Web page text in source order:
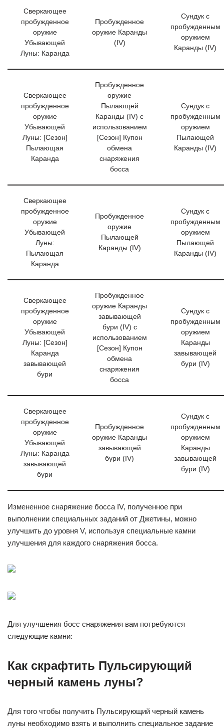
Сверкающее
пробужденное
оружие
Убывающей
Луны: Каранда
Пробужденное
оружие Каранды
(IV)
Сундук с
пробужденным
оружием
Каранды (IV)
Сверкающее
пробужденное
оружие
Убывающей
Луны: [Сезон]
Пылающая
Каранда
Пробужденное
оружие
Пылающей
Каранды (IV) с
использованием
[Сезон] Купон
обмена
снаряжения
босса
Сундук с
пробужденным
оружием
Пылающей
Каранды (IV)
Сверкающее
пробужденное
оружие
Убывающей
Луны:
Пылающая
Каранда
Пробужденное
оружие
Пылающей
Каранды (IV)
Сундук с
пробужденным
оружием
Пылающей
Каранды (IV)
Сверкающее
пробужденное
оружие
Убывающей
Луны: [Сезон]
Каранда
завывающей
бури
Пробужденное
оружие Каранды
завывающей
бури (IV) с
использованием
[Сезон] Купон
обмена
снаряжения
босса
Сундук с
пробужденным
оружием
Каранды
завывающей
бури (IV)
Сверкающее
пробужденное
оружие
Убывающей
Луны: Каранда
завывающей
бури
Пробужденное
оружие Каранды
завывающей
бури (IV)
Сундук с
пробужденным
оружием
Каранды
завывающей
бури (IV)
Измененное снаряжение босса IV, полученное при
выполнении специальных заданий от Джетины, можно
улучшить до уровня V, используя специальные камни
улучшения для каждого снаряжения босса.
Для улучшения босс снаряжения вам потребуются
следующие камни:
Как скрафтить Пульсирующий
черный камень луны?
Для того чтобы получить Пульсирующий черный камень
луны необходимо взять и выполнить специальное задание